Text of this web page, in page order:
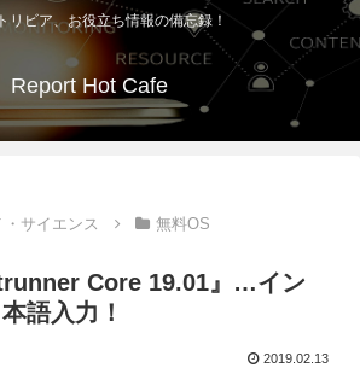
リビア、お役立ち情報の備忘録！
Report Hot Cafe
・サイエンス 無料OS
Core 19.01』…イン
語入力！
2019.02.13